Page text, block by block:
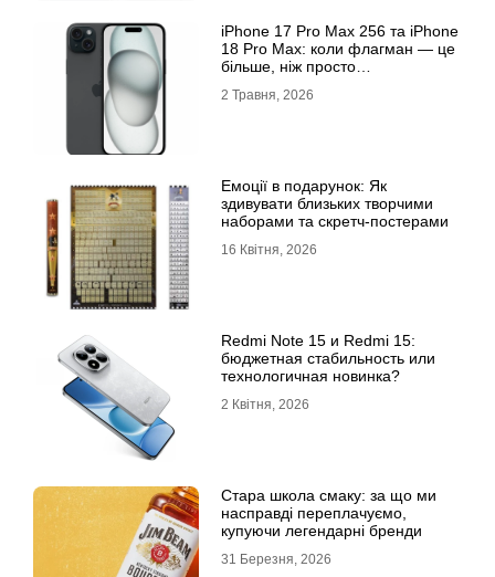
iРhone 17 Рro Мax 256 та iРhone
18 Рro Мax: коли флагман — це
більше, ніж просто
2 Травня, 2026
Емоції в подарунок: Як
здивувати близьких творчими
наборами та скретч-постерами
16 Квітня, 2026
Redmi Note 15 и Redmi 15:
бюджетная стабильность или
технологичная новинка?
2 Квітня, 2026
Стара школа смаку: за що ми
насправді переплачуємо,
купуючи легендарні бренди
31 Березня, 2026